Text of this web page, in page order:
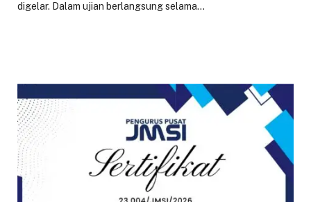
digelar. Dalam ujian berlangsung selama…